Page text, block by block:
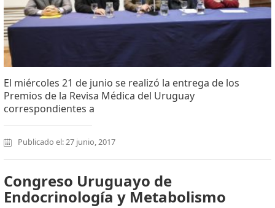
El miércoles 21 de junio se realizó la entrega de los
Premios de la Revisa Médica del Uruguay
correspondientes a
Publicado el: 27 junio, 2017
Congreso Uruguayo de
Endocrinología y Metabolismo